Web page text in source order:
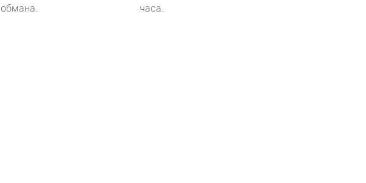
обмана.
часа.